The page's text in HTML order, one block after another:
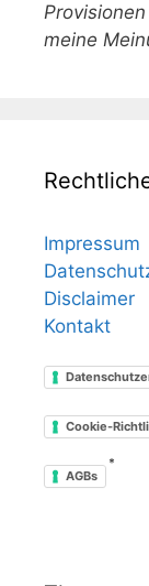
meine
Impressum
Disclaimer
Kontakt
Cookie-
AGBs
*